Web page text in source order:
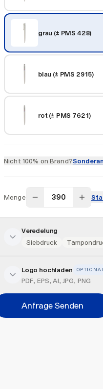
grau (± PMS 428)
blau (± PMS 2915)
rot (± PMS 7621)
Nicht 100% on Brand?
Menge
Veredelung
Siebdruck
Veredelung hinzufügen
Position
Bitte wählen...
Logo hochladen OPTIONAL
PDF, EPS, AI, JPG, PNG
Anfrage Senden